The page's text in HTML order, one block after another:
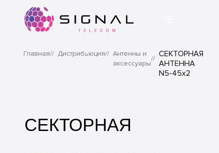
Главная Дистрибьюция
Антенны и
аксессуары
СЕКТОРНАЯ
АНТЕННА
N5-45x2
СЕКТОРНАЯ
Казахстанский оператор связи ©
2020. ТОО “Signal Telecom”.